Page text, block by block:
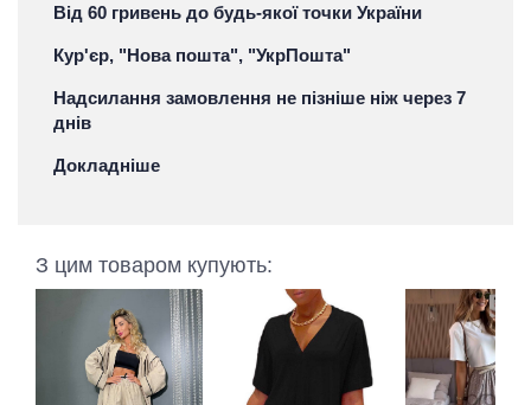
Від 60 гривень до будь-якої точки України
Кур'єр, "Нова пошта", "УкрПошта"
Надсилання замовлення не пізніше ніж через 7
днів
Докладніше
З цим товаром купують: